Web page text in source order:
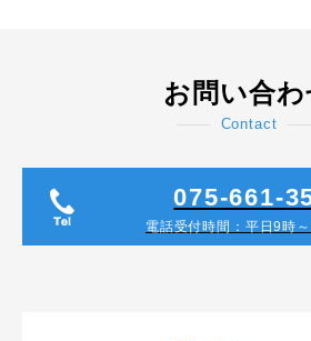
お問い合わ
Contact
075-661-
電話受付時間：平日9時